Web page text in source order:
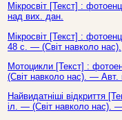
Мікросвіт [Текст] :
над вих. дан.
Мікросвіт [Текст] :
48 с. — (Світ навколо нас).
Мотоцикли [Текст] :
(Світ навколо нас). — Авт.
Найвидатніші відкриття
іл. — (Світ навколо нас).